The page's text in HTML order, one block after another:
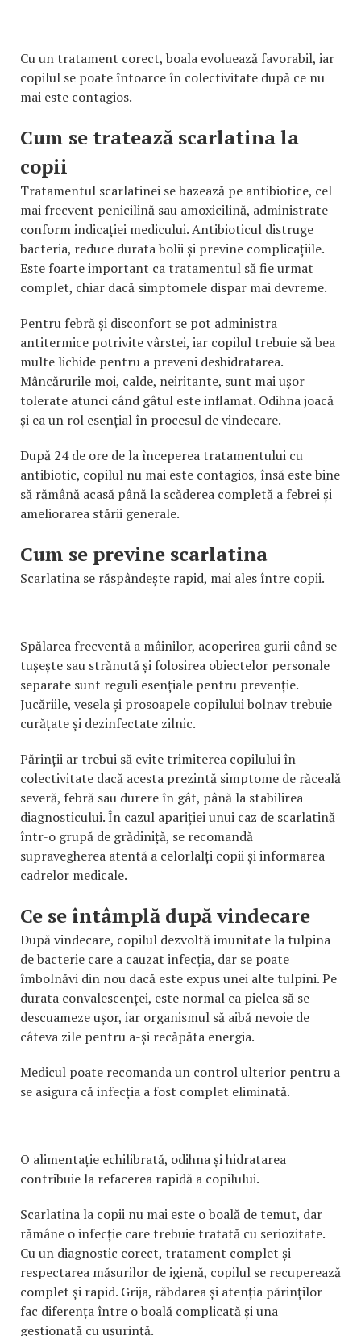
Cu un tratament corect, boala evoluează favorabil, iar
copilul se poate întoarce în colectivitate după ce nu
mai este contagios.
Cum se tratează scarlatina la
copii
Tratamentul scarlatinei se bazează pe antibiotice, cel
mai frecvent penicilină sau amoxicilină, administrate
conform indicației medicului. Antibioticul distruge
bacteria, reduce durata bolii și previne complicațiile.
Este foarte important ca tratamentul să fie urmat
complet, chiar dacă simptomele dispar mai devreme.
Pentru febră și disconfort se pot administra
antitermice potrivite vârstei, iar copilul trebuie să bea
multe lichide pentru a preveni deshidratarea.
Mâncărurile moi, calde, neiritante, sunt mai ușor
tolerate atunci când gâtul este inflamat. Odihna joacă
și ea un rol esențial în procesul de vindecare.
După 24 de ore de la începerea tratamentului cu
antibiotic, copilul nu mai este contagios, însă este bine
să rămână acasă până la scăderea completă a febrei și
ameliorarea stării generale.
Cum se previne scarlatina
Scarlatina se răspândește rapid, mai ales între copii.
Spălarea frecventă a mâinilor, acoperirea gurii când se
tușește sau strănută și folosirea obiectelor personale
separate sunt reguli esențiale pentru prevenție.
Jucăriile, vesela și prosoapele copilului bolnav trebuie
curățate și dezinfectate zilnic.
Părinții ar trebui să evite trimiterea copilului în
colectivitate dacă acesta prezintă simptome de răceală
severă, febră sau durere în gât, până la stabilirea
diagnosticului. În cazul apariției unui caz de scarlatină
într-o grupă de grădiniță, se recomandă
supravegherea atentă a celorlalți copii și informarea
cadrelor medicale.
Ce se întâmplă după vindecare
După vindecare, copilul dezvoltă imunitate la tulpina
de bacterie care a cauzat infecția, dar se poate
îmbolnăvi din nou dacă este expus unei alte tulpini. Pe
durata convalescenței, este normal ca pielea să se
descuameze ușor, iar organismul să aibă nevoie de
câteva zile pentru a-și recăpăta energia.
Medicul poate recomanda un control ulterior pentru a
se asigura că infecția a fost complet eliminată.
O alimentație echilibrată, odihna și hidratarea
contribuie la refacerea rapidă a copilului.
Scarlatina la copii nu mai este o boală de temut, dar
rămâne o infecție care trebuie tratată cu seriozitate.
Cu un diagnostic corect, tratament complet și
respectarea măsurilor de igienă, copilul se recuperează
complet și rapid. Grija, răbdarea și atenția părinților
fac diferența între o boală complicată și una
gestionată cu ușurință.